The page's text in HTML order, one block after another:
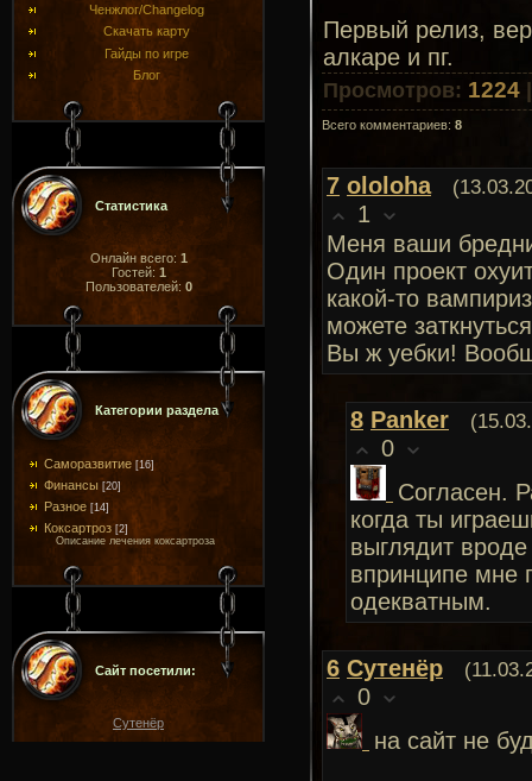
Ченжлог/Changelog
Скачать карту
Гайды по игре
Блог
Статистика
Онлайн всего: 1
Гостей: 1
Пользователей: 0
Категории раздела
Саморазвитие [16]
Финансы [20]
Разное [14]
Коксартроз [2]
Описание лечения коксартроза
Сайт посетили:
Сутенёр
Первый релиз,
алкаре и пг.
Просмотров: 1224
Всего комментариев: 8
7 ololoha
1
Меня ваши
Один проект
какой-то
можете
Вы ж уебки!
8 Panker
0
Согласен.
когда ты
выглядит
впринципе мне
одекватным.
6 Сутенёр
0
на сайт не